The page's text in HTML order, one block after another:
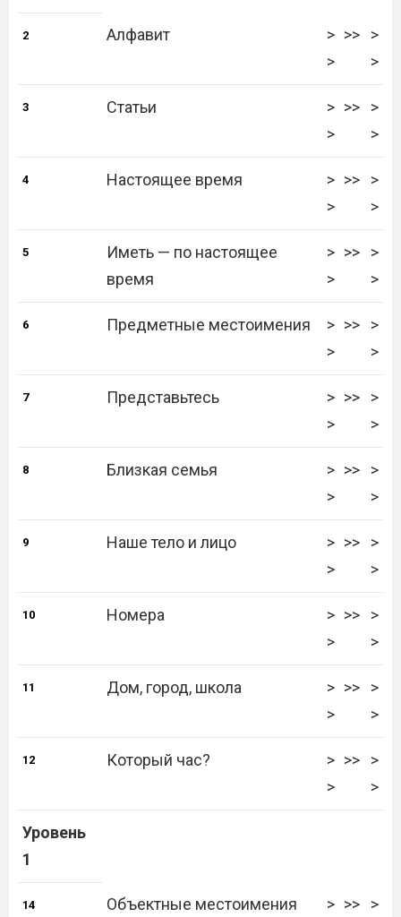
2 Алфавит
>
>
>>
>
>
3 Статьи
>
>
>>
>
>
4 Настоящее время
>
>
>>
>
>
5
Иметь — по настоящее
время
>
>
>>
>
>
6 Предметные местоимения
>
>
>>
>
>
7 Представьтесь
>
>
>>
>
>
8 Близкая семья
>
>
>>
>
>
9 Наше тело и лицо
>
>
>>
>
>
10 Номера
>
>
>>
>
>
11 Дом, город, школа
>
>
>>
>
>
12 Который час?
>
>
>>
>
>
Уровень
1
14 Объектные местоимения
> >>
>